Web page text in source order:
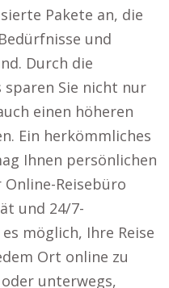
Pakete an, die
und
Durch die
sparen Sie nicht nur
einen höheren
Ein herkömmliches
Ihnen persönlichen
Reisebüro
und 24/7-
möglich, Ihre Reise
Ort online zu
unterwegs,